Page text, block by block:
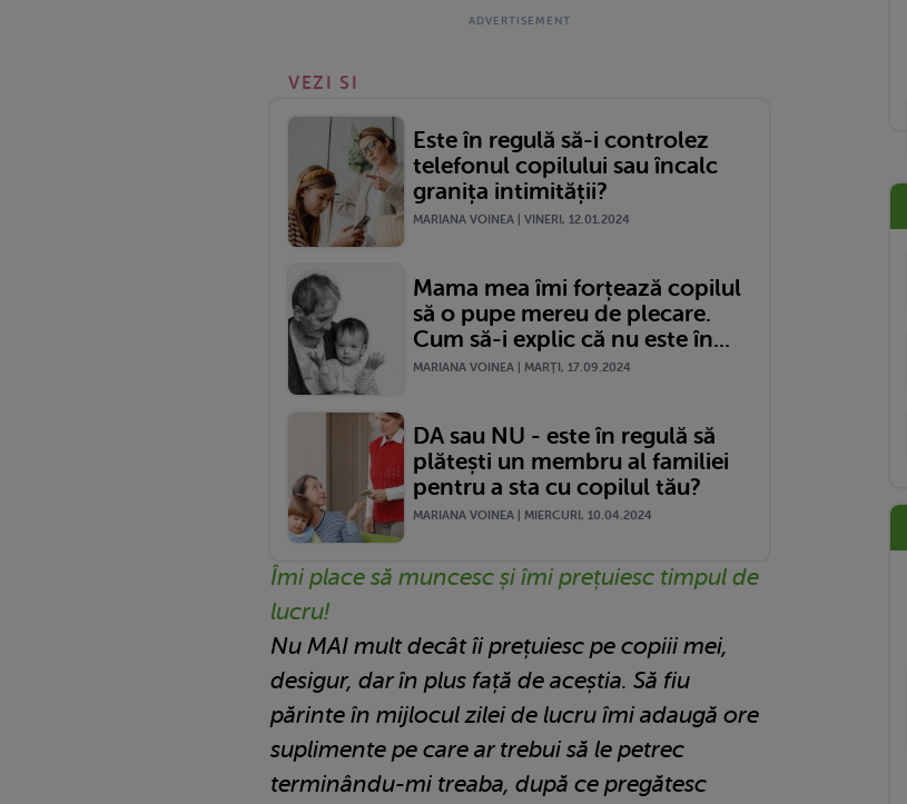
VEZI SI
Este în regulă să-i controlez
telefonul copilului sau încalc
granița intimității?
MARIANA VOINEA | VINERI, 12.01.2024
Mama mea îmi forțează copilul
să o pupe mereu de plecare.
Cum să-i explic că nu este în...
MARIANA VOINEA | MARŢI, 17.09.2024
DA sau NU - este în regulă să
plătești un membru al familiei
pentru a sta cu copilul tău?
MARIANA VOINEA | MIERCURI, 10.04.2024
Îmi place să muncesc și îmi prețuiesc timpul de
lucru!
Nu MAI mult decât îi prețuiesc pe copiii mei,
desigur, dar în plus față de aceștia. Să fiu
părinte în mijlocul zilei de lucru îmi adaugă ore
suplimente pe care ar trebui să le petrec
terminându-mi treaba, după ce pregătesc